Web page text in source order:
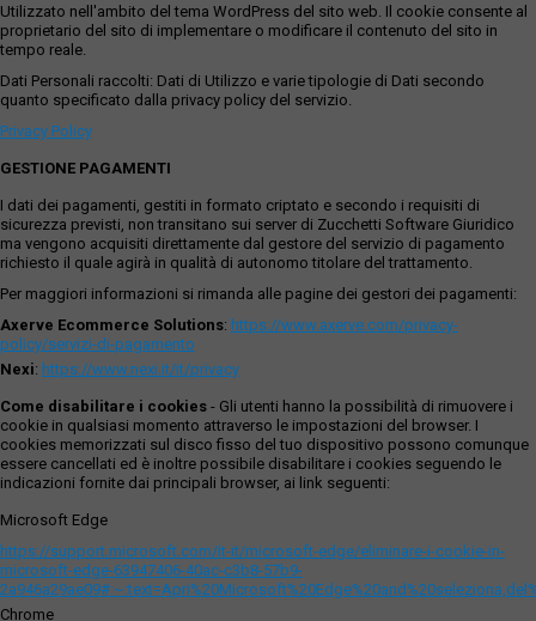
Utilizzato nell'ambito del tema WordPress del sito web. Il cookie consente al
proprietario del sito di implementare o modificare il contenuto del sito in
tempo reale.
Dati Personali raccolti: Dati di Utilizzo e varie tipologie di Dati secondo
quanto specificato dalla privacy policy del servizio.
Privacy Policy
GESTIONE PAGAMENTI
I dati dei pagamenti, gestiti in formato criptato e secondo i requisiti di
sicurezza previsti, non transitano sui server di Zucchetti Software Giuridico
ma vengono acquisiti direttamente dal gestore del servizio di pagamento
richiesto il quale agirà in qualità di autonomo titolare del trattamento.
Per maggiori informazioni si rimanda alle pagine dei gestori dei pagamenti:
Axerve Ecommerce Solutions: https://www.axerve.com/privacy-
policy/servizi-di-pagamento
Nexi: https://www.nexi.it/it/privacy
Come disabilitare i cookies - Gli utenti hanno la possibilità di rimuovere i
cookie in qualsiasi momento attraverso le impostazioni del browser. I
cookies memorizzati sul disco fisso del tuo dispositivo possono comunque
essere cancellati ed è inoltre possibile disabilitare i cookies seguendo le
indicazioni fornite dai principali browser, ai link seguenti:
Microsoft Edge
https://support.microsoft.com/it-it/microsoft-edge/eliminare-i-cookie-in-
microsoft-edge-63947406-40ac-c3b8-57b9-
Chrome